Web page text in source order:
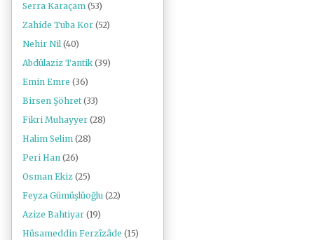
Serra Karaçam (53)
Zahide Tuba Kor (52)
Nehir Nil (40)
Abdülaziz Tantik (39)
Emin Emre (36)
Birsen Şöhret (33)
Fikri Muhayyer (28)
Halim Selim (28)
Peri Han (26)
Osman Ekiz (25)
Feyza Gümüşlüoğlu (22)
Azize Bahtiyar (19)
Hüsameddin Ferzîzâde (15)